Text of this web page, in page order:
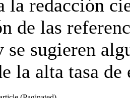
la redacción
de las
sugieren
la alta tasa de